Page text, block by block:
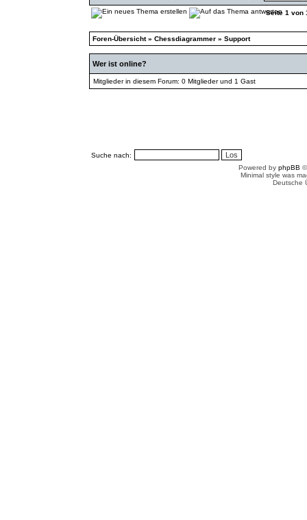
Seite 1 von
Foren-Übersicht» Chessdiagrammer » Support
Wer ist online?
Mitglieder in diesem Forum: 0 Mitglieder und 1 Gast
Suche nach:
Powered by phpBB
Minimal style was
Deutsche